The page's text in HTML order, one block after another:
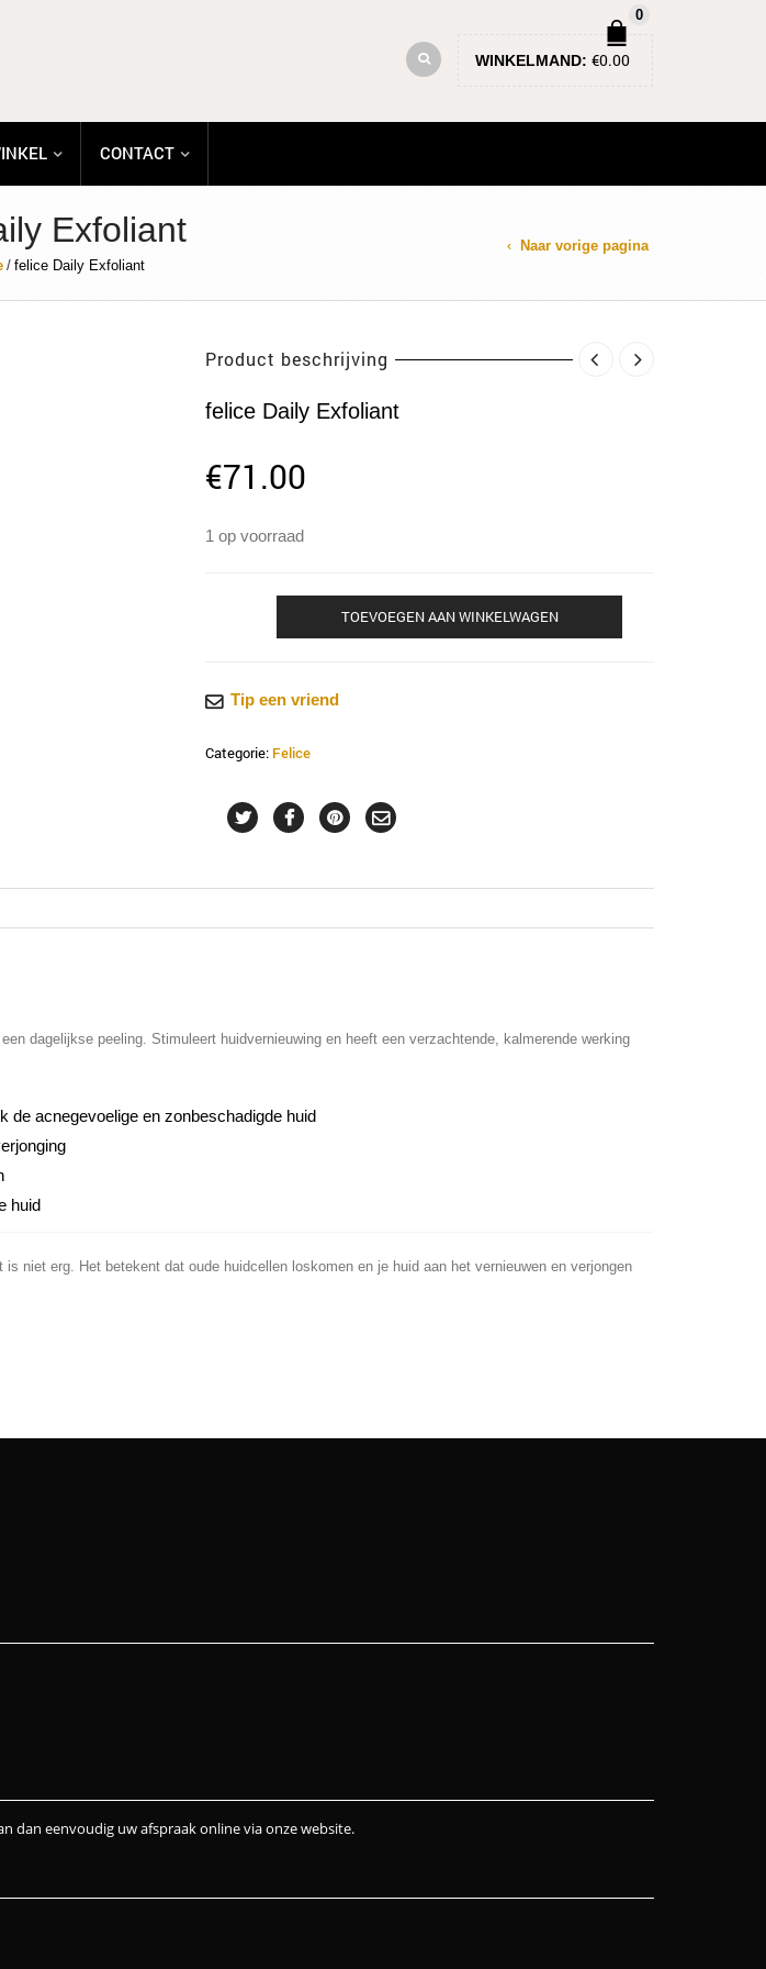
0
WINKELMAND: €0.00
CONTACT
Exfoliant
/ felice Daily Exfoliant
Naar vorige pagina
Product beschrijving
felice Daily Exfoliant
€71.00
1 op voorraad
aantal
TOEVOEGEN AAN WINKELWAGEN
Tip een vriend
Categorie: Felice
dagelijkse peeling. Stimuleert huidvernieuwing en heeft een verzachtende, kalmerende werking
de acnegevoelige en zonbeschadigde huid
huid
niet erg. Het betekent dat oude huidcellen loskomen en je huid aan het vernieuwen en verjongen
dan eenvoudig uw afspraak online via onze website.